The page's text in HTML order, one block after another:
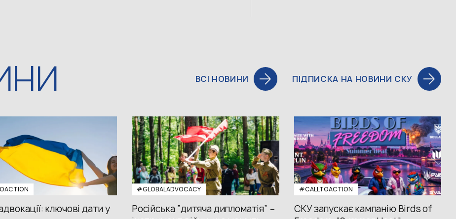
ВСІ НОВИНИ ПІДПИСКА НА НОВИНИ СКУ
ключові дати у
#GLOBALADVOCACY
Російська “дитяча дипломатія” –
#CALLTOACTION
СКУ запускає кампанію Birds of